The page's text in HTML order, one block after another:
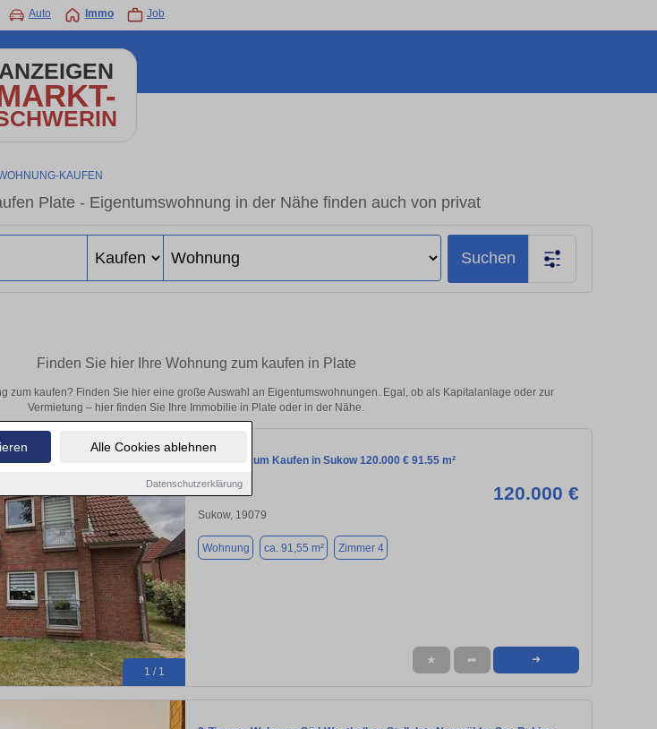
Alle Cookies ablehnen
Datenschutzerklärung
Auto Immo Job
ANZEIGEN
KAUFEN
Plate - Eigentumswohnung in der Nähe finden auch von privat
Suchen
Finden Sie hier Ihre Wohnung zum kaufen in Plate
zum kaufen? Finden Sie hier eine große Auswahl an Eigentumswohnungen. Egal, ob als Kapitalanlage oder zur
Vermietung – hier finden Sie Ihre Immobilie in Plate oder in der Nähe.
1 / 1
Wohnung zum Kaufen in Sukow 120.000 € 91.55 m²
120.000 €
Sukow, 19079
Wohnung ca. 91,55 m² Zimmer 4
★ ➦ ➜